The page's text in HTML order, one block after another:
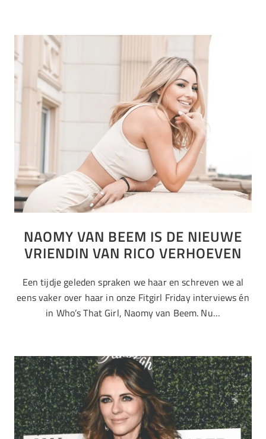
NAOMY VAN BEEM IS DE NIEUWE
VRIENDIN VAN RICO VERHOEVEN
Een tijdje geleden spraken we haar en schreven we al
eens vaker over haar in onze Fitgirl Friday interviews én
in Who’s That Girl, Naomy van Beem. Nu…